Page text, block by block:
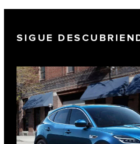
SIGUE